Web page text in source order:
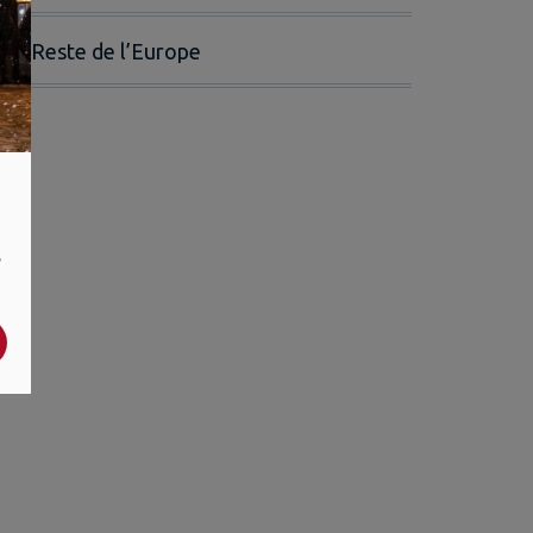
Reste de l’Europe